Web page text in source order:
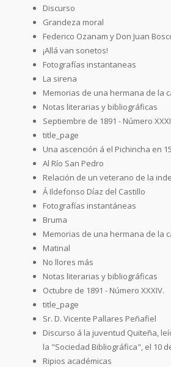
Discurso
Grandeza moral
Federico Ozanam y Don Juan
¡Allá van sonetos!
Fotografías instantaneas
La sirena
Memorias de una hermana de la
Notas literarias y bibliográficas
Septiembre de 1891 - Número
title_page
Una ascención á el Pichincha en
Al Río San Pedro
Relación de un veterano de la
Á Ildefonso Díaz del Castillo
Fotografías instantáneas
Bruma
Memorias de una hermana de la
Matinal
No llores más
Notas literarias y bibliográficas
Octubre de 1891 - Número XXXIV.
title_page
Sr. D. Vicente Pallares Peñafiel
Discurso á la juventud Quiteña,
la "Sociedad Bibliográfica", el 10
Ripios académicas